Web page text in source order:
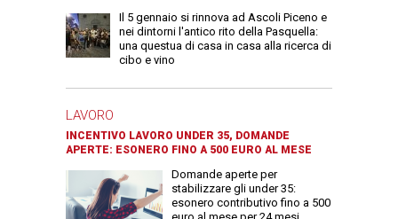
Il 5 gennaio si rinnova ad Ascoli Piceno e
nei dintorni l'antico rito della Pasquella:
una questua di casa in casa alla ricerca di
cibo e vino
LAVORO
INCENTIVO LAVORO UNDER 35, DOMANDE
APERTE: ESONERO FINO A 500 EURO AL MESE
Domande aperte per
stabilizzare gli under 35:
esonero contributivo fino a 500